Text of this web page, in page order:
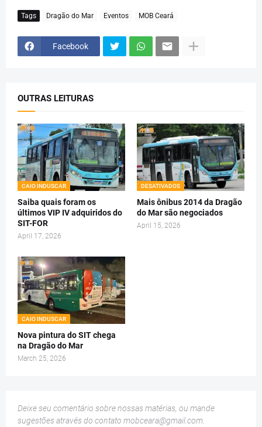
Tags Dragão do Mar Eventos MOB Ceará
Facebook
OUTRAS LEITURAS
CAIO INDUSCAR
Saiba quais foram os
últimos VIP IV adquiridos do
SIT-FOR
April 17, 2026
DESATIVADOS
Mais ônibus 2014 da Dragão
do Mar são negociados
April 15, 2026
CAIO INDUSCAR
Nova pintura do SIT chega
na Dragão do Mar
March 25, 2026
Deixe seu comentário sobre nossas matérias, ou mande
sugestões através do contato mobceara@gmail.com